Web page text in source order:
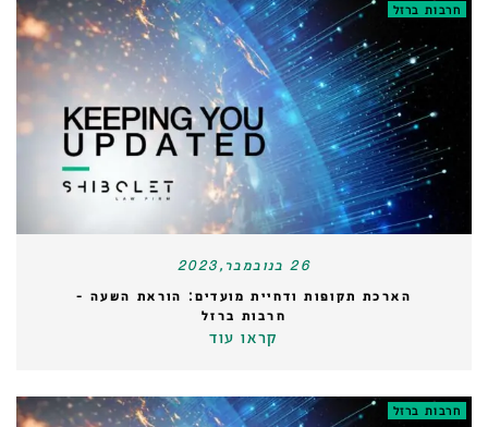
חרבות ברזל
26 בנובמבר,2023
הארכת תקופות ודחיית מועדים: הוראת השעה -
חרבות ברזל
קראו עוד
חרבות ברזל